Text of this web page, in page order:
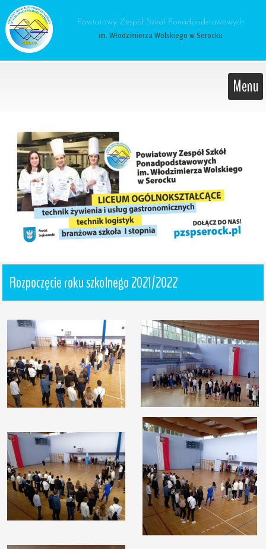
Powiatowy Zespół Szkół Ponadpodstawowych
im. Włodzimierza Wolskiego w Serocku
Menu
Rozpoczęcie roku szkolnego 2021/2022